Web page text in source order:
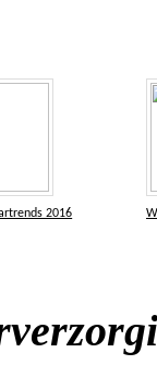
2016